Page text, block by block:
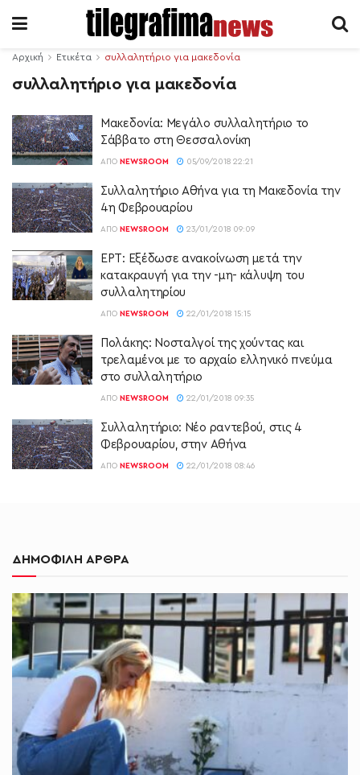
Αρχική Ετικέτα συλλαλητήριο για μακεδονία
συλλαλητήριο για μακεδονία
Μακεδονία: Μεγάλο συλλαλητήριο το
Σάββατο στη Θεσσαλονίκη
ΑΠΌ NEWSROOM 05/09/2018 22:21
Συλλαλητήριο Αθήνα για τη Μακεδονία την
4η Φεβρουαρίου
ΑΠΌ NEWSROOM 23/01/2018 09:09
ΕΡΤ: Εξέδωσε ανακοίνωση μετά την
κατακραυγή για την -μη- κάλυψη του
συλλαλητηρίου
ΑΠΌ NEWSROOM 22/01/2018 15:15
Πολάκης: Νοσταλγοί της χούντας και
τρελαμένοι με το αρχαίο ελληνικό πνεύμα
στο συλλαλητήριο
ΑΠΌ NEWSROOM 22/01/2018 09:35
Συλλαλητήριο: Νέο ραντεβού, στις 4
Φεβρουαρίου, στην Αθήνα
ΑΠΌ NEWSROOM 22/01/2018 08:46
ΔΗΜΟΦΙΛΗ ΑΡΘΡΑ